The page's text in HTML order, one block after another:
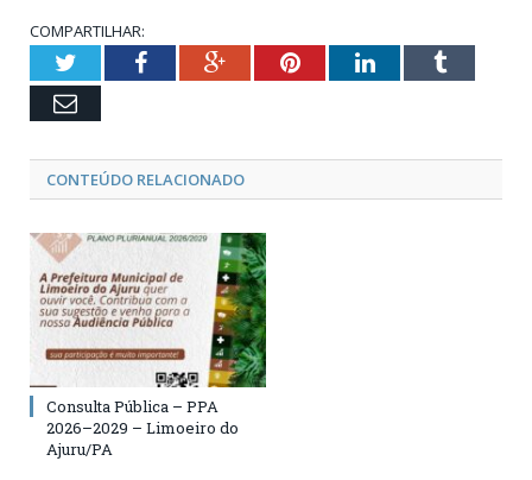
COMPARTILHAR:
TwitterFacebookGoogle+PinterestLinkedInTumblr
Email
CONTEÚDO RELACIONADO
Consulta Pública – PPA
2026–2029 – Limoeiro do
Ajuru/PA